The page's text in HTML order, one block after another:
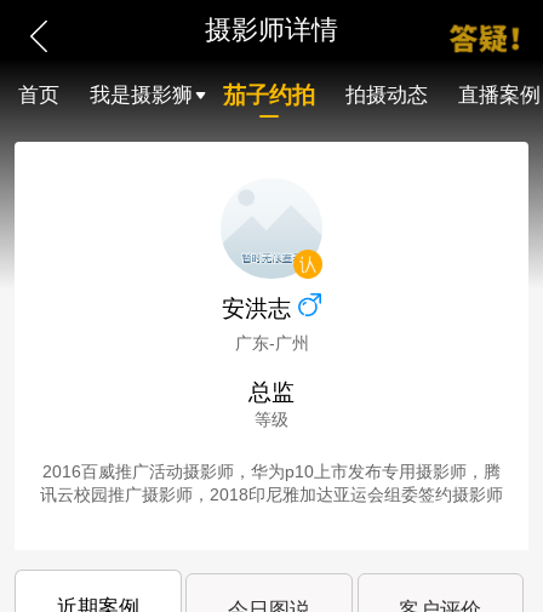
摄影师详情
首页 我是摄影狮 茄子约拍 拍摄动态 直播案例
安洪志
广东-广州
总监
等级
2016百威推广活动摄影师，华为p10上市发布专用摄影师，腾
讯云校园推广摄影师，2018印尼雅加达亚运会组委签约摄影师
近期案例